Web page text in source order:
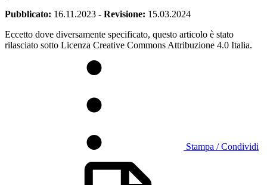
Pubblicato: 16.11.2023 - Revisione: 15.03.2024
Eccetto dove diversamente specificato, questo articolo è stato
rilasciato sotto Licenza Creative Commons Attribuzione 4.0 Italia.
Stampa / Condividi